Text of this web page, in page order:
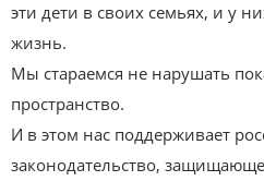
эти дети в своих семьях, и у
жизнь.
Мы стараемся не нарушать
пространство.
И в этом нас поддерживает
законодательство,